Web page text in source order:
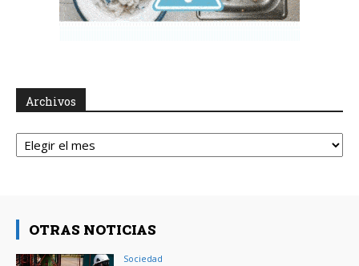
Archivos
Archivos
OTRAS NOTICIAS
Sociedad